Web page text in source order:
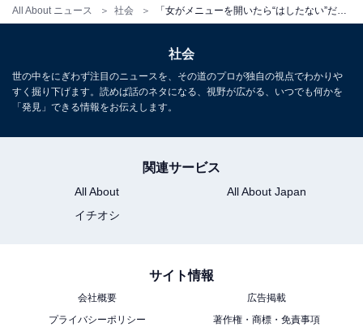
All About ニュース 社会
ばかり。わいわいと楽しく働けていたので辞めることに
ら、洗脳されそうな気がする」と思ったのだそう。
「オーナーも店長もスタッフもみんな中高年の女性で、
若い人は私しかいない店だったんですが……なんていう
か、全員が『良妻賢母教』にハマっている感じで、それ
とを何気なく話すと、店長（60代女性）が「女が学なん
か身につけても、いいことなんてないわよ～」と、諭す
社会
世の中をにぎわず注目のニュースを、その道のプロが独自の視点でわかりや
すく掘り下げます。読めば話のネタになる、視野が広がる、いつでも何かを
「発見」できる情報をお伝えします。
関連サービス
All About
All About Japan
イチオシ
サイト情報
会社概要
広告掲載
プライバシーポリシー
著作権・商標・免責事項